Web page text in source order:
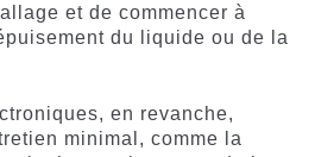
et de commencer à
du liquide ou de la
en revanche,
minimal, comme la